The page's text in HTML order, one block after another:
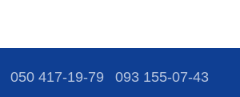
050 417-19-79 093 155-07-43